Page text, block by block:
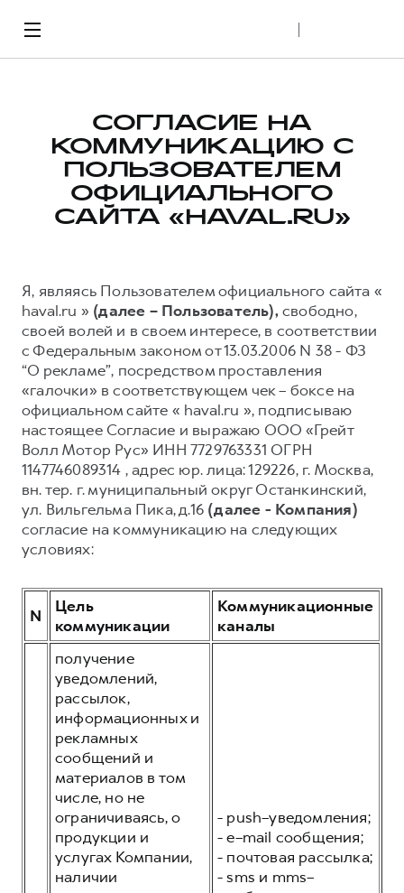
Модели
Городские кроссоверы и пикапы
от 2 049 000 ₽
JOLION
от 2 049 000 ₽
DARGO DARGO X
от 3 499 000 ₽
от 2 899 000 ₽
F7X
от 3 599 000 ₽
POER
от 3 449 000 ₽
Внедорожники
Покупателям
ВЫБОР
Калькулятор выгод
Каталоги и прайс-листы
Трейд-ин
Аксессуары
Найти дилера
ФИНАНСЫ
Кредит
Страхование
Лизинг
ДЛЯ БИЗНЕСА
Корпоративным клиентам
Система управления автопарком
Записаться на тест-драйв
Рассчитать кредит
Оценить трейд-ин
Конфигуратор модели
Владельцам
СЕРВИСНЫЕ ПРОГРАММЫ
Помощь на дороге
ЗАПЧАСТИ И АКСЕССУАРЫ
Моторное масло
Оригинальные аксессуары
Одежда и сувениры
GWM Безопасность
Мобильное приложение
Регламенты ТО
Электронный ПТС
Подписки
Гарантия
Записаться на сервис
Калькулятор ТО
Все о сервисе
О бренде
ДИЛЕРСКАЯ СЕТЬ
Стать дилером PRO
БРЕНД
О бренде HAVAL
История Great Wall Motor
Производство в России
Вакансии
Новости
Найти дилера
Горячая линия
8 (800) 511-59-86
СОГЛАСИЕ НА
КОММУНИКАЦИЮ С
ПОЛЬЗОВАТЕЛЕМ
ОФИЦИАЛЬНОГО
САЙТА «HAVAL.RU»
Я, являясь Пользователем официального сайта «
haval.ru » (далее – Пользователь),свободно,
своей волей и в своем интересе, в соответствии
с Федеральным законом от 13.03.2006 N 38 - ФЗ
“О рекламе”, посредством проставления
«галочки» в соответствующем чек – боксе на
официальном сайте « haval.ru », подписываю
настоящее Согласие и выражаю ООО «Грейт
Волл Мотор Рус» ИНН 7729763331 ОГРН
1147746089314 , адрес юр. лица: 129226, г. Москва,
вн. тер. г. муниципальный округ Останкинский,
ул. Вильгельма Пика, д.16 (далее - Компания)
согласие на коммуникацию на следующих
условиях:
N
Цель
коммуникации
Коммуникационные
каналы
получение
уведомлений,
рассылок,
информационных и
рекламных
сообщений и
материалов в том
числе, но не
ограничиваясь, о
продукции и
услугах Компании,
наличии
- push–уведомления;
- e–mail сообщения;
- почтовая рассылка;
- sms и mms–